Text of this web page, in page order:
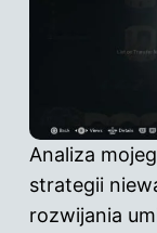
Analiza
strategii
rozwijania